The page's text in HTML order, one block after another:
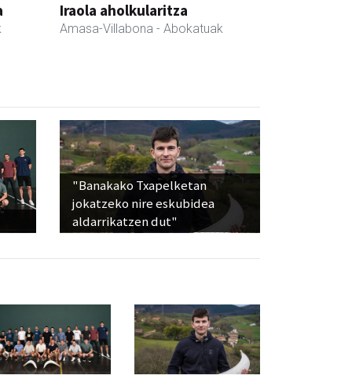
Iraola aholkularitza
Amasa-Villabona - Abokatuak
"Banakako Txapelketan
jokatzeko nire eskubidea
aldarrikatzen dut"